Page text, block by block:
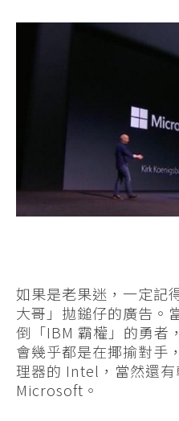
如果是老果迷，一定記
大哥」拋鎚仔的廣告。
倒「IBM 霸權」的勇者
會幾乎都是在揶揄對手
理器的 Intel，當然還
Microsoft。